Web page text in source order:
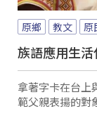
原鄉 教文 原
族語應用生
拿著字卡在台上
範父親表揚的對